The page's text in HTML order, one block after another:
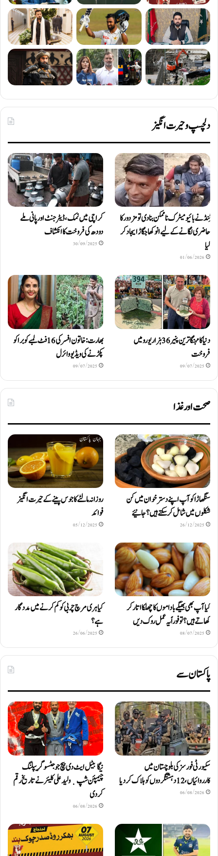
دلچسپ و حیرت انگیز
ٹِنڈ نے بائیومیٹرک ناممکن بنا دی تو مزدور کا
حاضری لگانے کے لیے انوکھا جگاڑ ایجاد کر
لیا
01/06/2026
کراچی میں نمک، ڈیٹرجنٹ اور پانی ملے
دودھ کی فروخت کا انکشاف
30/09/2025
دنیا کا مہنگا ترین پنیر 36 ہزار یورو میں
فروخت
09/07/2025
بھارت: خاتون افسر کی 16 فٹ لمبے کوبرا کو
پکڑنے کی ویڈیو وائرل
09/07/2025
صحت اور غذا
سنگھاڑا کو آپ اپنے دستر خوان میں کن
شکلوں میں شامل کرسکتے ہیں ؟ جانیئے
26/12/2025
روزانہ مالٹے کا جوس پینے کے حیرت انگیز
فوائد
05/12/2025
کیا آپ بھی بھیگے باداموں کا چھلکا اتار کر
کھاتے ہیں؟ تو فوراً یہ عمل روک دیں
08/07/2025
کیا ہری مرچ چربی کو کم کرنے میں مددگار
ہے؟
26/06/2025
پاکستان سے
سکیورٹی فورسز کی بلوچستان میں
کارروائیاں، 12 دہشتگردوں کو ہلاک کردیا
06/08/2026
نیگا بیٹل ایٹ دی بیچ جوجٹسو گریپلنگ
چیمپئن شپ ٜ ولید علی کلیئر نے تاریخ رقم
کر دی
06/08/2026